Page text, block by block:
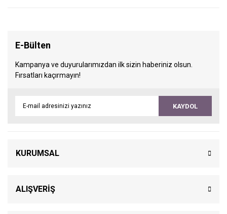
E-Bülten
Kampanya ve duyurularımızdan ilk sizin haberiniz olsun.
Fırsatları kaçırmayın!
KAYDOL
KURUMSAL
ALIŞVERİŞ